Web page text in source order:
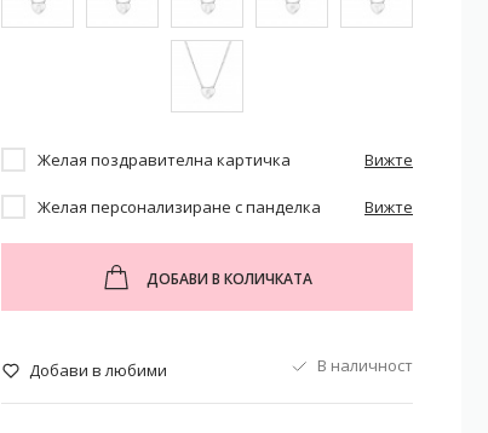
Желая поздравителна картичка Вижте
Желая персонализиране с панделка Вижте
ДОБАВИ В КОЛИЧКАТА
Добави в любими В наличност